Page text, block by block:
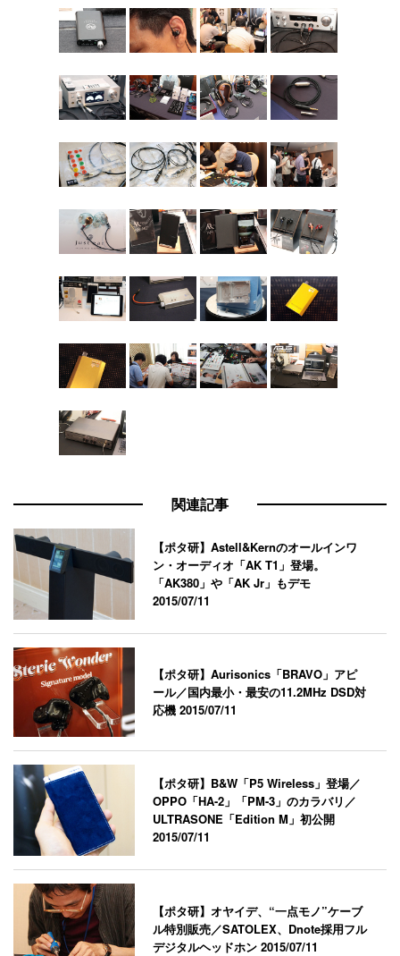
関連記事
【ポタ研】Astell&Kernのオールインワ
ン・オーディオ「AK T1」登場。
「AK380」や「AK Jr」もデモ
2015/07/11
【ポタ研】Aurisonics「BRAVO」アピ
ール／国内最小・最安の11.2MHz DSD対
応機2015/07/11
【ポタ研】B&W「P5 Wireless」登場／
OPPO「HA-2」「PM-3」のカラバリ／
ULTRASONE「Edition M」初公開
2015/07/11
【ポタ研】オヤイデ、“一点モノ”ケーブ
ル特別販売／SATOLEX、Dnote採用フル
デジタルヘッドホン2015/07/11